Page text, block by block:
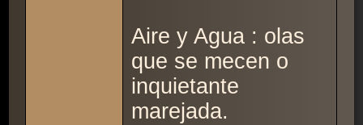
Aire y Agua : olas
que se mecen o
inquietante
marejada.